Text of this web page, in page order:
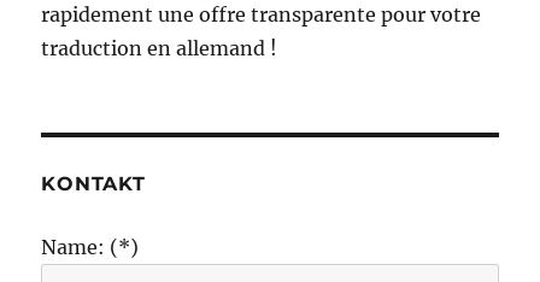
rapidement une offre transparente pour votre
traduction en allemand !
KONTAKT
Name: (*)